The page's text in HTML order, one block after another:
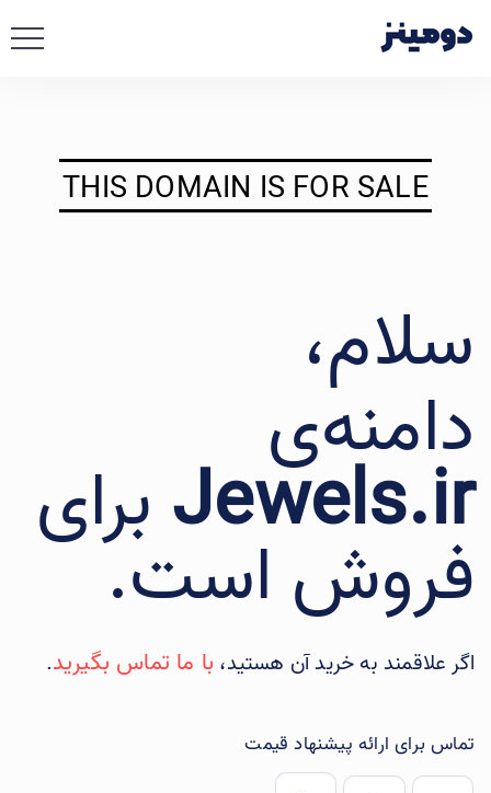
THIS DOMAIN IS FOR SALE
سلام،
دامنه‌ی
Jewels.ir برای
فروش است.
اگر علاقمند به خرید آن هستید، با ما تماس بگیرید.
تماس برای ارائه پیشنهاد قیمت